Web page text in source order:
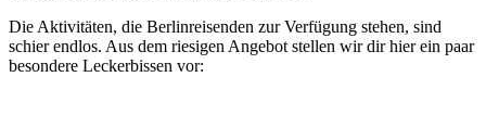
Die Aktivitäten, die Berlinreisenden zur Verfügung stehen, sind
schier endlos. Aus dem riesigen Angebot stellen wir dir hier ein paar
besondere Leckerbissen vor: